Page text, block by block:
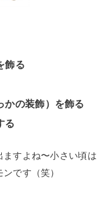
飾る
かの装飾）を飾る
る
すよね〜小さい頃は
です（笑）